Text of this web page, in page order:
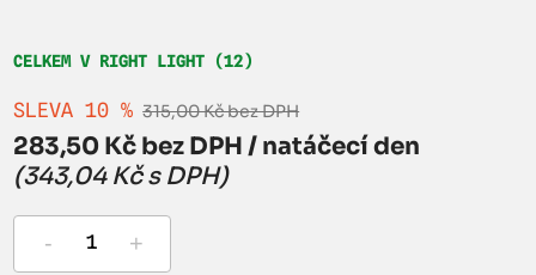
CELKEM V RIGHT LIGHT (12)
SLEVA 10 % 315,00 Kč bez DPH
283,50 Kč bez DPH / natáčecí den
(343,04 Kč s DPH)
- +